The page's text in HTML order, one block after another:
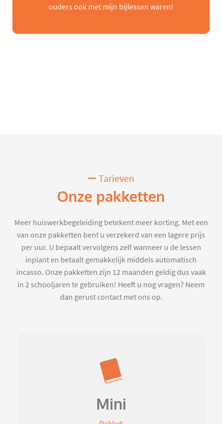
ouders ook met mijn bijlessen waren!
Tarieven
Onze pakketten
Meer huiswerkbegeleiding betekent meer korting. Met een
van onze pakketten bent u verzekerd van een lagere prijs
per uur. U bepaalt vervolgens zelf wanneer u de lessen
inplant en betaalt gemakkelijk middels automatisch
incasso. Onze pakketten zijn 12 maanden geldig dus vaak
in 2 schooljaren te gebruiken! Heeft u nog vragen? Neem
dan gerust contact met ons op.
Mini